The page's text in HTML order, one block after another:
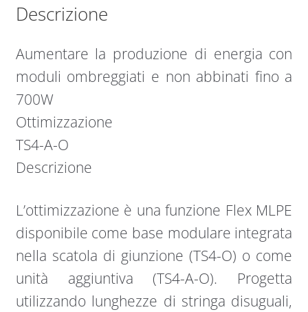
Descrizione
Aumentare la produzione di energia con
moduli ombreggiati e non abbinati fino a
700W
Ottimizzazione
TS4-A-O
Descrizione
L’ottimizzazione è una funzione Flex MLPE
disponibile come base modulare integrata
nella scatola di giunzione (TS4-O) o come
unità aggiuntiva (TS4-A-O). Progetta
utilizzando lunghezze di stringa disuguali,